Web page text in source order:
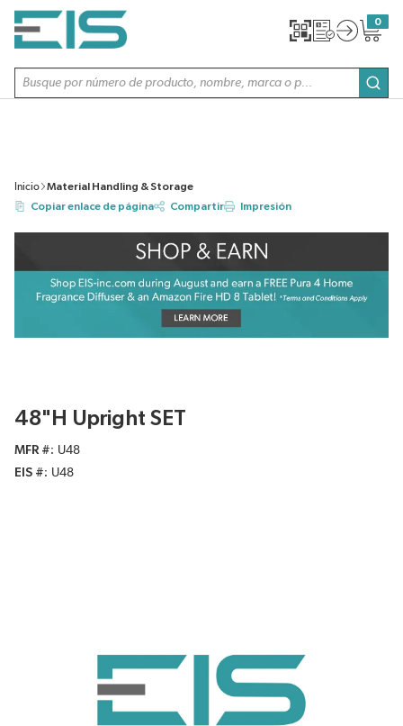
SALTAR AL CONTENIDO PRINCIPAL
Búsqueda de sitio
0
{0}
Inicio
Material Handling & Storage
Copiar enlace de página
Compartir Impresión
48"H Upright SET
MFR #
U48
EIS #
U48